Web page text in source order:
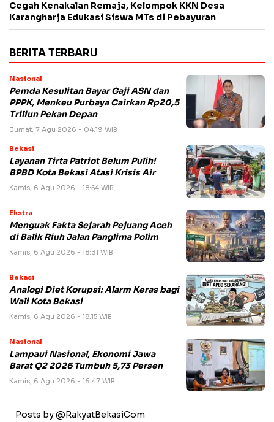
Cegah Kenakalan Remaja, Kelompok KKN Desa
Karangharja Edukasi Siswa MTs di Pebayuran
BERITA TERBARU
Nasional
Pemda Kesulitan Bayar Gaji ASN dan
PPPK, Menkeu Purbaya Cairkan Rp20,5
Triliun Pekan Depan
Jumat, 7 Agu 2026 - 04:19 WIB
Bekasi
Layanan Tirta Patriot Belum Pulih!
BPBD Kota Bekasi Atasi Krisis Air
Kamis, 6 Agu 2026 - 18:54 WIB
Ekstra
Menguak Fakta Sejarah Pejuang Aceh
di Balik Riuh Jalan Panglima Polim
Kamis, 6 Agu 2026 - 18:31 WIB
Bekasi
Analogi Diet Korupsi: Alarm Keras bagi
Wali Kota Bekasi
Kamis, 6 Agu 2026 - 18:15 WIB
Nasional
Lampaui Nasional, Ekonomi Jawa
Barat Q2 2026 Tumbuh 5,73 Persen
Kamis, 6 Agu 2026 - 16:47 WIB
Posts by @RakyatBekasiCom